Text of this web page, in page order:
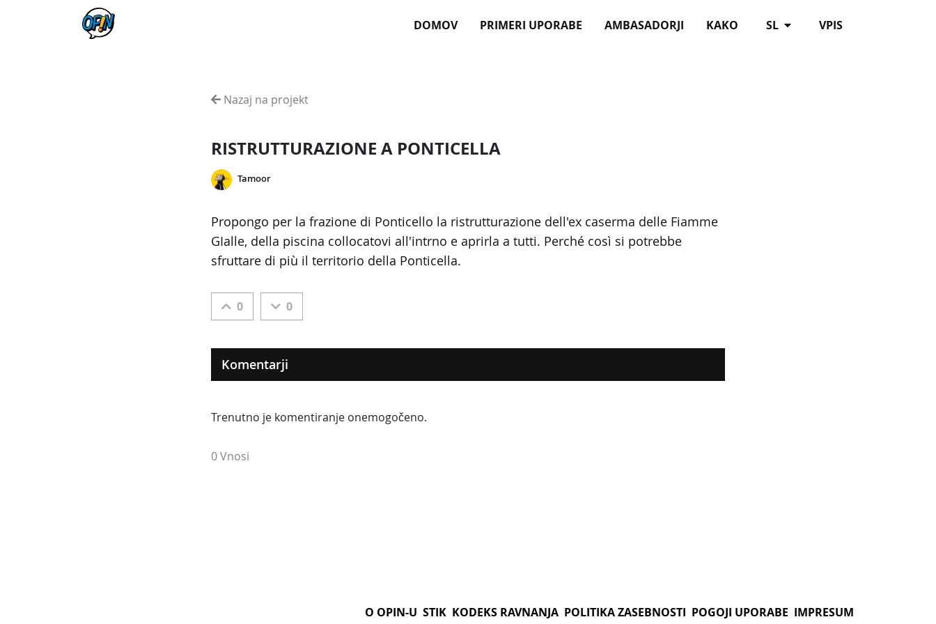
VPIS
SL
DOMOV PRIMERI UPORABE AMBASADORJI KAKO
Nazaj na projekt
RISTRUTTURAZIONE A PONTICELLA
Tamoor
Propongo per la frazione di Ponticello la ristrutturazione dell'ex caserma delle Fiamme
GIalle, della piscina collocatovi all'intrno e aprirla a tutti. Perché così si potrebbe
sfruttare di più il territorio della Ponticella.
0 0
Komentarji
Trenutno je komentiranje onemogočeno.
0 Vnosi
O OPIN-U STIK KODEKS RAVNANJA POLITIKA ZASEBNOSTI POGOJI UPORABE IMPRESUM